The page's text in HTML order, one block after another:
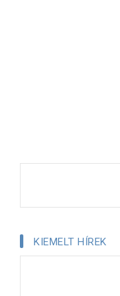
KIEMELT HÍREK